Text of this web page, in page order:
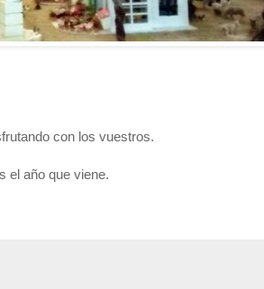
con los vuestros.
el año que viene.